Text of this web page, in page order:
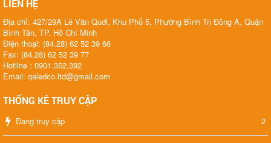
LIÊN HỆ
Địa chỉ: 427/29A Lê Văn Quới, Khu Phố 5, Phường Bình Trị Đông A, Quận
Bình Tân, TP. Hồ Chí Minh
Điện thoại: (84.28) 62 52 39 66
Fax: (84.28) 62 52 39 77
Hotline : 0901.352.392
Email: qaledco.ltd@gmail.com
THỐNG KÊ TRUY CẬP
Đang truy cập 2